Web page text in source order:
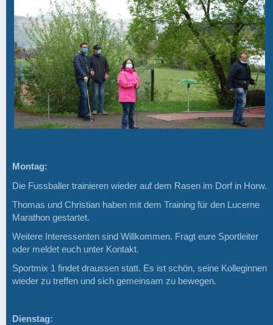
Montag:
Die Fussballer trainieren wieder auf dem Rasen im Dorf in Horw.
Thomas und Christian haben mit dem Training für den Lucerne
Marathon gestartet.
Weitere Interessenten sind Willkommen. Fragt eure Sportleiter
oder meldet euch unter Kontakt.
Sportmix 1 findet draussen statt. Es ist schön, seine Kolleginnen
wieder zu treffen und sich gemeinsam zu bewegen.
Dienstag: